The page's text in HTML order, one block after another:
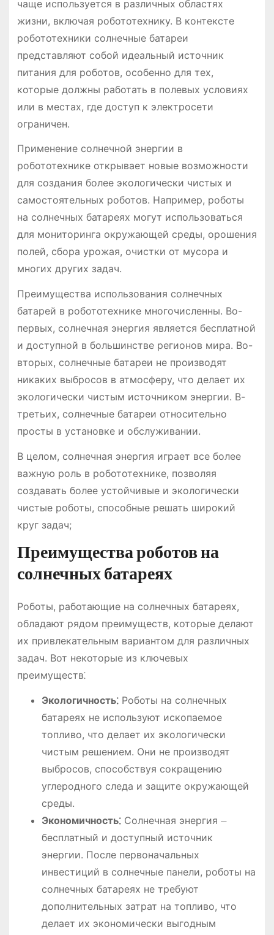
чаще используется в различных областях
жизни, включая робототехнику. В контексте
робототехники солнечные батареи
представляют собой идеальный источник
питания для роботов, особенно для тех,
которые должны работать в полевых условиях
или в местах, где доступ к электросети
ограничен.
Применение солнечной энергии в
робототехнике открывает новые возможности
для создания более экологически чистых и
самостоятельных роботов. Например, роботы
на солнечных батареях могут использоваться
для мониторинга окружающей среды, орошения
полей, сбора урожая, очистки от мусора и
многих других задач.
Преимущества использования солнечных
батарей в робототехнике многочисленны. Во-
первых, солнечная энергия является бесплатной
и доступной в большинстве регионов мира. Во-
вторых, солнечные батареи не производят
никаких выбросов в атмосферу, что делает их
экологически чистым источником энергии. В-
третьих, солнечные батареи относительно
просты в установке и обслуживании.
В целом, солнечная энергия играет все более
важную роль в робототехнике, позволяя
создавать более устойчивые и экологически
чистые роботы, способные решать широкий
круг задач;
Преимущества роботов на
солнечных батареях
Роботы, работающие на солнечных батареях,
обладают рядом преимуществ, которые делают
их привлекательным вариантом для различных
задач. Вот некоторые из ключевых
преимуществ⁚
Экологичность⁚Роботы на солнечных
батареях не используют ископаемое
топливо, что делает их экологически
чистым решением. Они не производят
выбросов, способствуя сокращению
углеродного следа и защите окружающей
среды.
Экономичность⁚Солнечная энергия ⏤
бесплатный и доступный источник
энергии. После первоначальных
инвестиций в солнечные панели, роботы на
солнечных батареях не требуют
дополнительных затрат на топливо, что
делает их экономически выгодным